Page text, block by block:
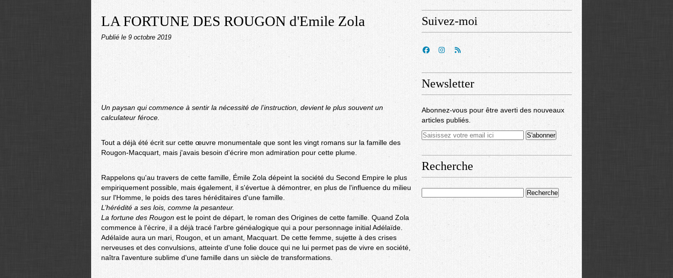
LA FORTUNE DES ROUGON d'Emile Zola
Publié le 9 octobre 2019
Un paysan qui commence à sentir la nécessité de l’instruction, devient le plus souvent un
calculateur féroce.
Tout a déjà été écrit sur cette œuvre monumentale que sont les vingt romans sur la famille des
Rougon-Macquart, mais j'avais besoin d'écrire mon admiration pour cette plume.
Rappelons qu'au travers de cette famille, Émile Zola dépeint la société du Second Empire le plus
empiriquement possible, mais également, il s'évertue à démontrer, en plus de l'influence du milieu
sur l'Homme, le poids des tares héréditaires d'une famille.
L’hérédité a ses lois, comme la pesanteur.
La fortune des Rougon est le point de départ, le roman des Origines de cette famille. Quand Zola
commence à l'écrire, il a déjà tracé l'arbre généalogique qui a pour personnage initial Adélaïde.
Adélaïde aura un mari, Rougon, et un amant, Macquart. De cette femme, sujette à des crises
nerveuses et des convulsions, atteinte d'une folie douce qui ne lui permet pas de vivre en société,
naîtra l'aventure sublime d'une famille dans un siècle de transformations.
Suivez-moi
Newsletter
Abonnez-vous pour être averti des nouveaux
articles publiés.
Recherche